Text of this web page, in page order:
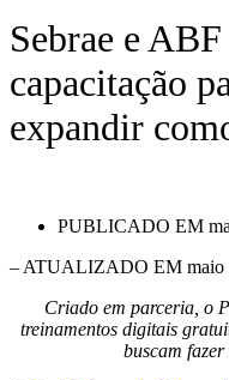
Sebrae e
capacitação
expandir
PUBLICADO EM
– ATUALIZADO EM maio
Criado em parceria, o
treinamentos digitais
buscam